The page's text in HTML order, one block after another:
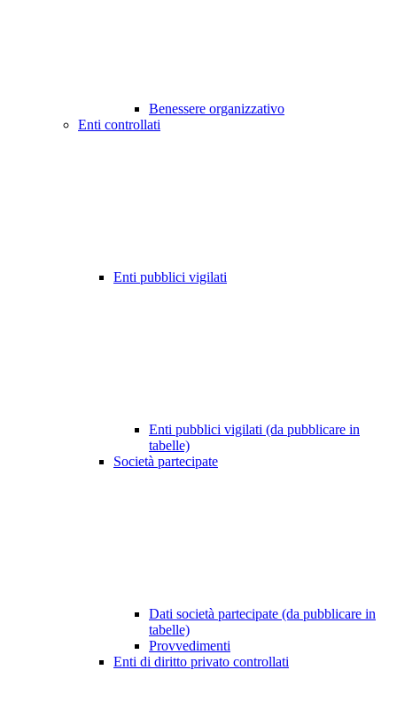
Benessere organizzativo
Enti controllati
Enti pubblici vigilati
Enti pubblici vigilati (da pubblicare in
tabelle)
Società partecipate
Dati società partecipate (da pubblicare in
tabelle)
Provvedimenti
Enti di diritto privato controllati